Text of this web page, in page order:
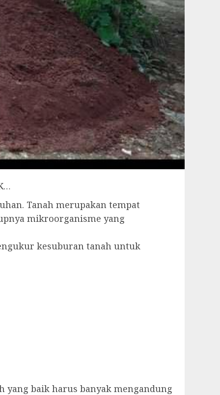
Tanah merupakan tempat
mikroorganisme yang
kesuburan tanah untuk
yang baik harus banyak mengandung